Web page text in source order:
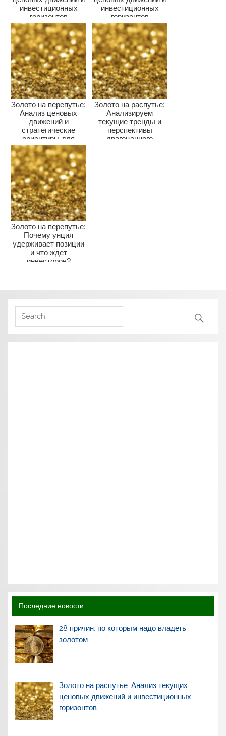
инвестиционных
горизонтов
инвестиционных
горизонтов
Золото на перепутье:
Анализ ценовых
движений и
стратегические
ориентиры для
инвесторов
Золото на распутье:
Анализируем
текущие тренды и
перспективы
драгоценного
Золото на перепутье:
Почему унция
удерживает позиции
и что ждет
инвесторов?
Последние новости
28 причин, по которым надо владеть
золотом
Золото на распутье: Анализ текущих
ценовых движений и инвестиционных
горизонтов